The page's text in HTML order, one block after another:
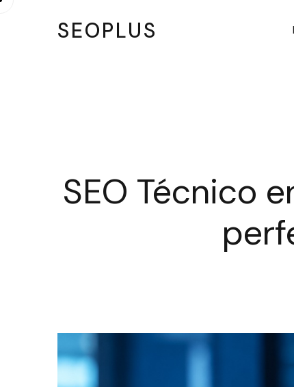
SEOPLUS
SEO Técnico